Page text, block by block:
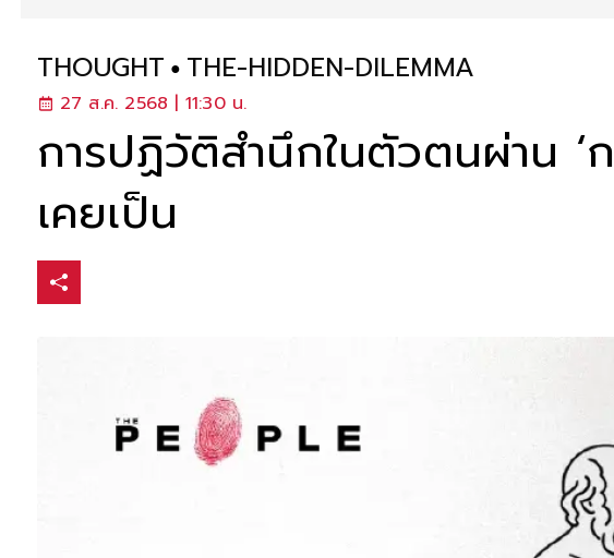
THOUGHT THE-HIDDEN-DILEMMA
27 ส.ค. 2568 | 11:30 น.
การปฏิวัติสำนึกในตัวตนผ่าน ‘
เคยเป็น